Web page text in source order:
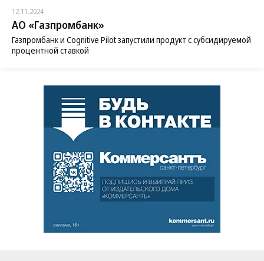
12.11.2024
АО «Газпромбанк»
Газпромбанк и Cognitive Pilot запустили продукт с субсидируемой
процентной ставкой